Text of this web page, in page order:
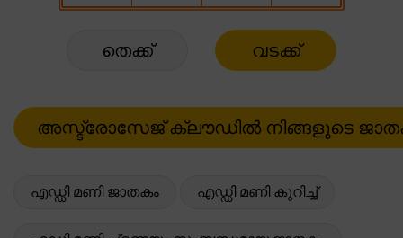
തെക്ക് വടക്ക്
എഡ്ഡി മണി ജാതകം എഡ്ഡി മണി കുറിച്ച്